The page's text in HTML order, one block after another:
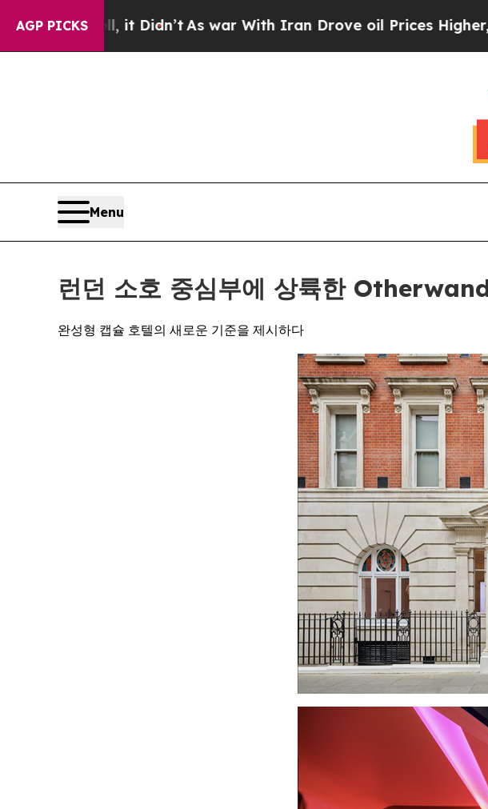
AGP PICKS
Didn’tAs war With Iran Drove oil Prices Higher, Trump Gave
Menu
런던 소호 중심부에 상륙한
완성형 캡슐 호텔의 새로운 기준을 제시하다